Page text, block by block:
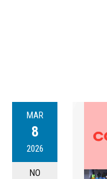
MAR
8
2026
NO